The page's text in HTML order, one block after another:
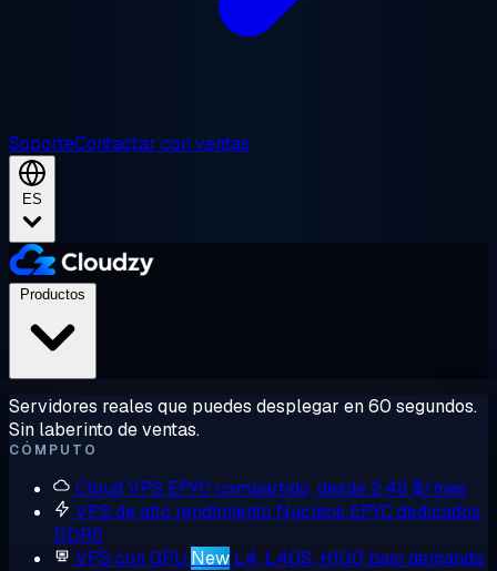
SoporteContactar con ventas
ES
Servidores reales que puedes desplegar en 60 segundos.
Sin laberinto de ventas.
CÓMPUTO
Cloud VPS EPYC compartido, desde 2,48 $/mes
VPS de alto rendimiento Núcleos EPYC dedicados,
DDR5
VPS con GPU New L4, L40S, H100 bajo demanda